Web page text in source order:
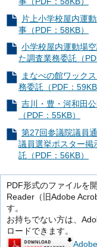
片上小学校屋内運
事（PDF：58KB）
小学校屋内運動場
た調査業務委託（
まなべの館ワック
務委託（PDF：59KB
吉川・豊・河和田
（PDF：55KB）
第27回参議院議員
議員選挙ポスター掲
託（PDF：56KB）
PDF形式のファイルを
Reader（旧Adobe
す。
お持ちでない方は、
ロードできます。